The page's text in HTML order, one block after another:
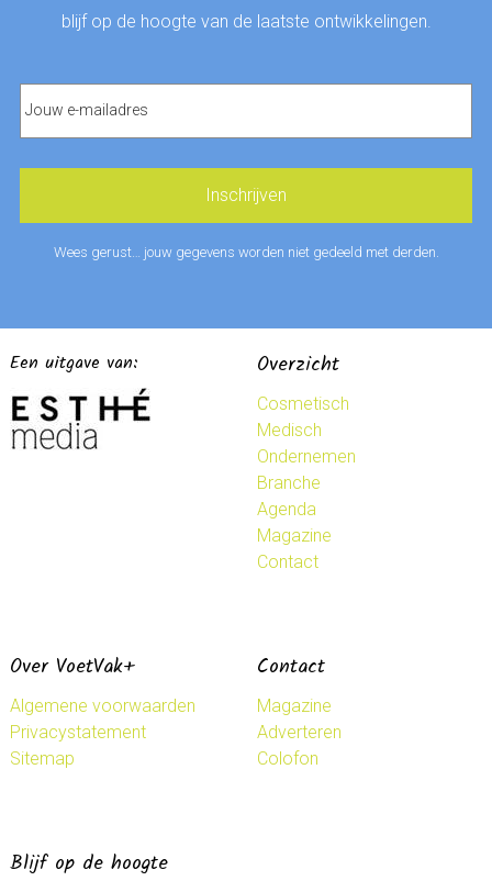
blijf op de hoogte van de laatste ontwikkelingen.
Wees gerust… jouw gegevens worden niet gedeeld met derden.
Een uitgave van: Overzicht
Cosmetisch
Medisch
Ondernemen
Branche
Agenda
Magazine
Contact
Over VoetVak+
Algemene voorwaarden
Privacystatement
Sitemap
Contact
Magazine
Adverteren
Colofon
Blijf op de hoogte